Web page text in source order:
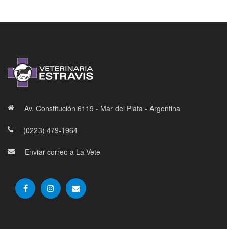
Av. Constitución 6119 - Mar del Plata - Argentina
(0223) 479-1964
Enviar correo a La Vete